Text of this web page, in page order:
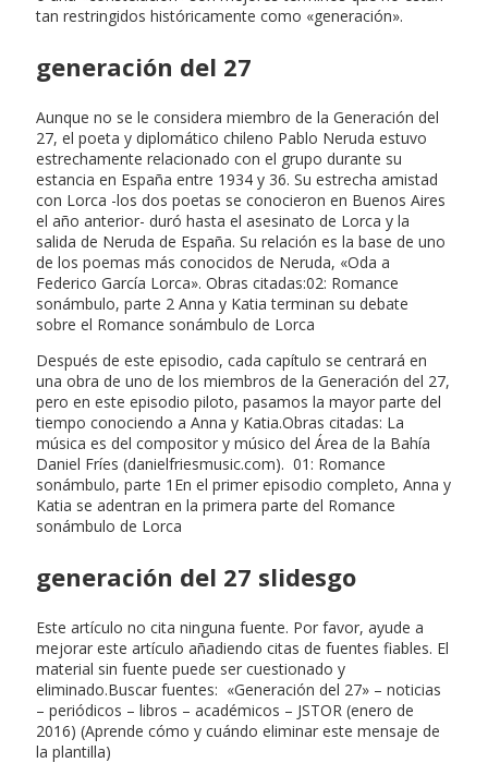
tan restringidos históricamente como «generación».
generación del 27
Aunque no se le considera miembro de la Generación del
27, el poeta y diplomático chileno Pablo Neruda estuvo
estrechamente relacionado con el grupo durante su
estancia en España entre 1934 y 36. Su estrecha amistad
con Lorca -los dos poetas se conocieron en Buenos Aires
el año anterior- duró hasta el asesinato de Lorca y la
salida de Neruda de España. Su relación es la base de uno
de los poemas más conocidos de Neruda, «Oda a
Federico García Lorca». Obras citadas:02: Romance
sonámbulo, parte 2 Anna y Katia terminan su debate
sobre el Romance sonámbulo de Lorca
Después de este episodio, cada capítulo se centrará en
una obra de uno de los miembros de la Generación del 27,
pero en este episodio piloto, pasamos la mayor parte del
tiempo conociendo a Anna y Katia.Obras citadas: La
música es del compositor y músico del Área de la Bahía
Daniel Fríes (danielfriesmusic.com). 01: Romance
sonámbulo, parte 1En el primer episodio completo, Anna y
Katia se adentran en la primera parte del Romance
sonámbulo de Lorca
generación del 27 slidesgo
Este artículo no cita ninguna fuente. Por favor, ayude a
mejorar este artículo añadiendo citas de fuentes fiables. El
material sin fuente puede ser cuestionado y
eliminado.Buscar fuentes: «Generación del 27» – noticias
– periódicos – libros – académicos – JSTOR (enero de
2016) (Aprende cómo y cuándo eliminar este mensaje de
la plantilla)